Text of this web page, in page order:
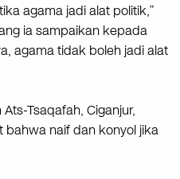
agama jadi alat politik,”
ia sampaikan kepada
agama tidak boleh jadi alat
Tsaqafah, Ciganjur,
naif dan konyol jika